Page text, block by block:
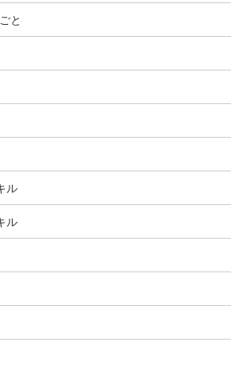
万能ＩＴ研究所
メディア
時 :
と
ル
ル